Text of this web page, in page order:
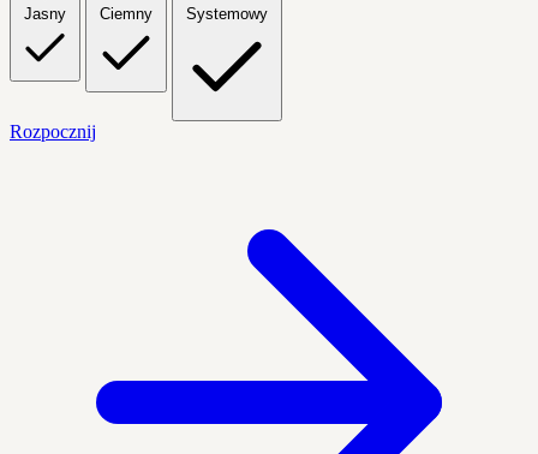
Jasny Ciemny Systemowy
Rozpocznij